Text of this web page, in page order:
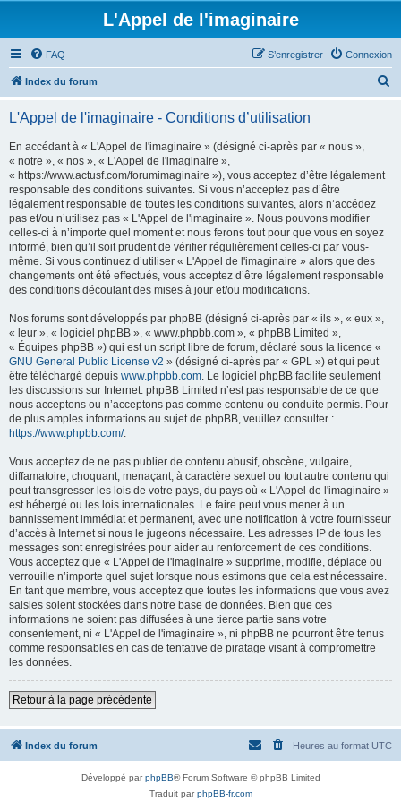
L'Appel de l'imaginaire
FAQ Connexion
S’enregistrer
Index du forum
L'Appel de l'imaginaire - Conditions d’utilisation
En accédant à « L'Appel de l'imaginaire » (désigné ci-après par « nous »,
« notre », « nos », « L'Appel de l'imaginaire »,
« https://www.actusf.com/forumimaginaire »), vous acceptez d’être légalement
responsable des conditions suivantes. Si vous n’acceptez pas d’être
légalement responsable de toutes les conditions suivantes, alors n’accédez
pas et/ou n’utilisez pas « L'Appel de l'imaginaire ». Nous pouvons modifier
celles-ci à n’importe quel moment et nous ferons tout pour que vous en soyez
informé, bien qu’il soit prudent de vérifier régulièrement celles-ci par vous-
même. Si vous continuez d’utiliser « L'Appel de l'imaginaire » alors que des
changements ont été effectués, vous acceptez d’être légalement responsable
des conditions découlant des mises à jour et/ou modifications.
Nos forums sont développés par phpBB (désigné ci-après par « ils », « eux »,
« leur », « logiciel phpBB », « www.phpbb.com », « phpBB Limited »,
« Équipes phpBB ») qui est un script libre de forum, déclaré sous la licence «
GNU General Public License v2 » (désigné ci-après par « GPL ») et qui peut
être téléchargé depuis www.phpbb.com. Le logiciel phpBB facilite seulement
les discussions sur Internet. phpBB Limited n’est pas responsable de ce que
nous acceptons ou n’acceptons pas comme contenu ou conduite permis. Pour
de plus amples informations au sujet de phpBB, veuillez consulter :
https://www.phpbb.com/.
Vous acceptez de ne pas publier de contenu abusif, obscène, vulgaire,
diffamatoire, choquant, menaçant, à caractère sexuel ou tout autre contenu qui
peut transgresser les lois de votre pays, du pays où « L'Appel de l'imaginaire »
est hébergé ou les lois internationales. Le faire peut vous mener à un
bannissement immédiat et permanent, avec une notification à votre fournisseur
d’accès à Internet si nous le jugeons nécessaire. Les adresses IP de tous les
messages sont enregistrées pour aider au renforcement de ces conditions.
Vous acceptez que « L'Appel de l'imaginaire » supprime, modifie, déplace ou
verrouille n’importe quel sujet lorsque nous estimons que cela est nécessaire.
En tant que membre, vous acceptez que toutes les informations que vous avez
saisies soient stockées dans notre base de données. Bien que ces
informations ne soient pas diffusées à une tierce partie sans votre
consentement, ni « L'Appel de l'imaginaire », ni phpBB ne pourront être tenus
comme responsables en cas de tentative de piratage visant à compromettre
les données.
Retour à la page précédente
Index du forum Heures au format UTC
Développé parphpBB® Forum Software © phpBB Limited
Traduit parphpBB-fr.com